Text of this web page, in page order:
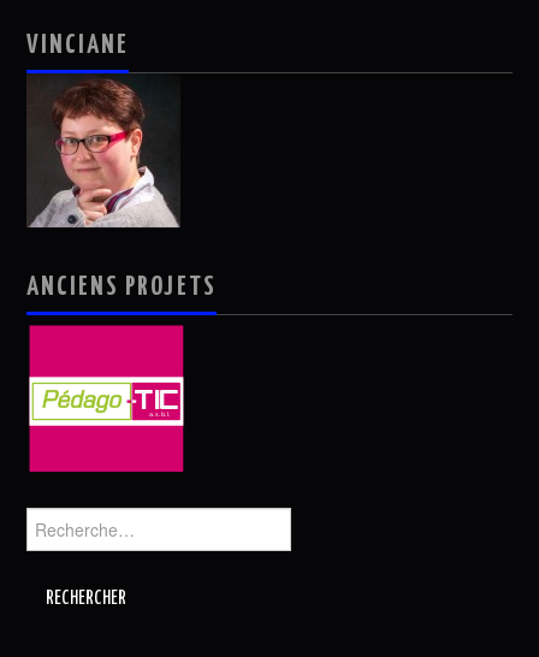
VINCIANE
ANCIENS PROJETS
Rechercher :